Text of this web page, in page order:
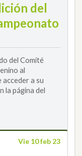
del
del Comité
al
acceder a su
la página del
Vie 10 feb 23